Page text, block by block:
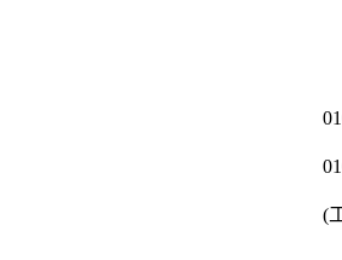
(